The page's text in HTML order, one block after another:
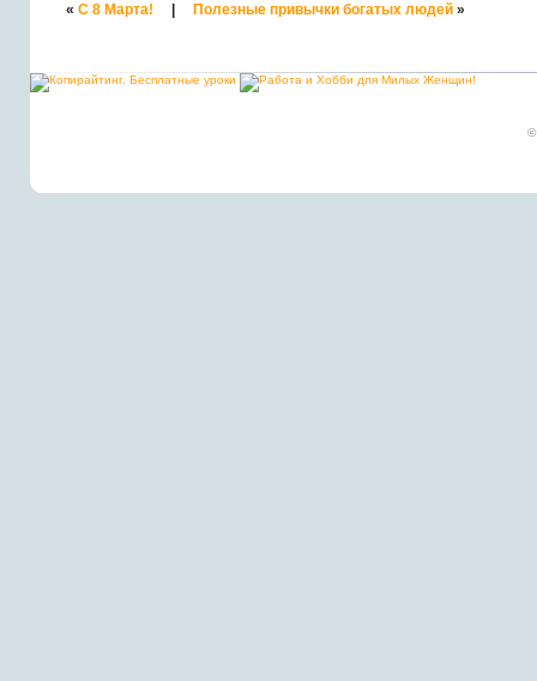
« С 8 Марта! Полезные привычки богатых людей »
©